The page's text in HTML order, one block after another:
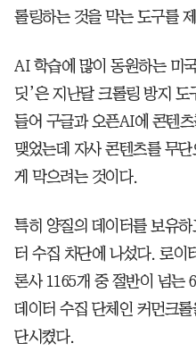
롤링하는 것을 막는 도구를
AI 학습에 많이 동원하는 미
딧’은 지난달 크롤링 방지
들어 구글과 오픈AI에 콘텐
맺었는데 자사 콘텐츠를 무
게 막으려는 것이다.
특히 양질의 데이터를 보유
터 수집 차단에 나섰다. 로이
론사 1165개 중 절반이 넘는
데이터 수집 단체인 커먼크
단시켰다.